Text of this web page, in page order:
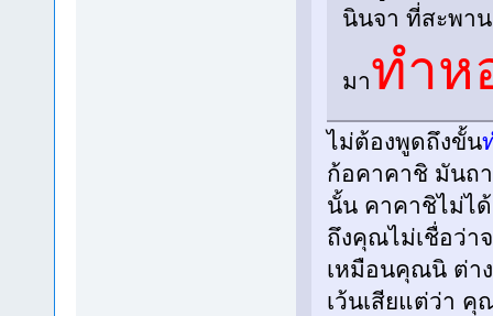
นินจา ที่สะพา
มาทำห
ไม่ต้องพูดถึงขั้น
ก้อคาคาชิ มันถ
นั้น คาคาชิไม่ไ
ถึงคุณไม่เชื่อว่า
เหมือนคุณนิ ต่า
เว้นเสียแต่ว่า คุ